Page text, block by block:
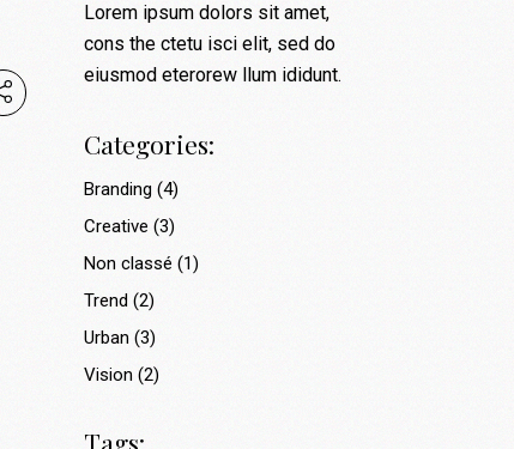
Lorem ipsum dolors sit amet,
cons the ctetu isci elit, sed do
eiusmod eterorew llum ididunt.
Categories:
Branding(4)
Creative (3)
Non classé (1)
Trend(2)
Urban(3)
Vision(2)
Tags: